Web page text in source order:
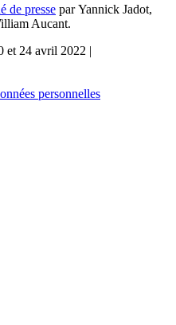
de presse par Yannick Jadot,
Aucant.
et 24 avril 2022 |
personnelles